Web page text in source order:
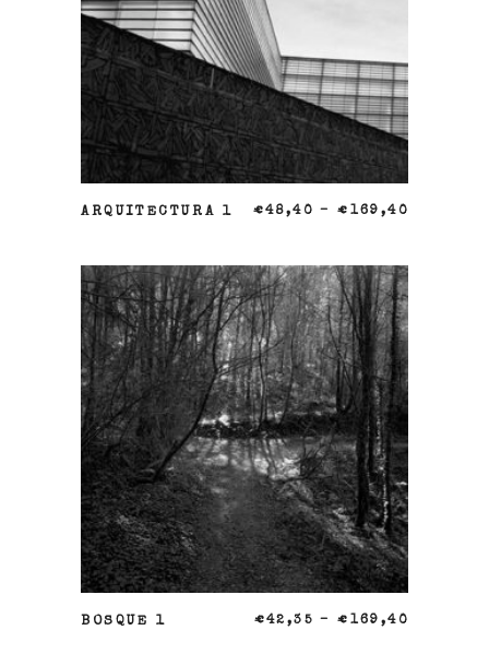
SELECCIONAR OPCIONES
ARQUITECTURA 1 €48,40 –€ 169,40
SELECCIONAR OPCIONES
BOSQUE 1 €42,35 –€ 169,40